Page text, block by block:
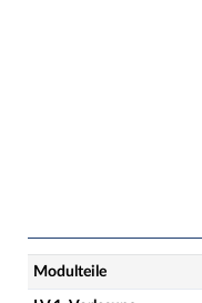
Modulteile